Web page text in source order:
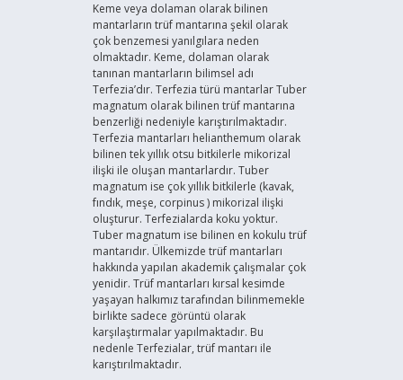
Keme veya dolaman olarak bilinen
mantarların trüf mantarına şekil olarak
çok benzemesi yanılgılara neden
olmaktadır. Keme, dolaman olarak
tanınan mantarların bilimsel adı
Terfezia’dır. Terfezia türü mantarlar Tuber
magnatum olarak bilinen trüf mantarına
benzerliği nedeniyle karıştırılmaktadır.
Terfezia mantarları helianthemum olarak
bilinen tek yıllık otsu bitkilerle mikorizal
ilişki ile oluşan mantarlardır. Tuber
magnatum ise çok yıllık bitkilerle (kavak,
fındık, meşe, corpinus ) mikorizal ilişki
oluşturur. Terfezialarda koku yoktur.
Tuber magnatum ise bilinen en kokulu trüf
mantarıdır. Ülkemizde trüf mantarları
hakkında yapılan akademik çalışmalar çok
yenidir. Trüf mantarları kırsal kesimde
yaşayan halkımız tarafından bilinmemekle
birlikte sadece görüntü olarak
karşılaştırmalar yapılmaktadır. Bu
nedenle Terfezialar, trüf mantarı ile
karıştırılmaktadır.